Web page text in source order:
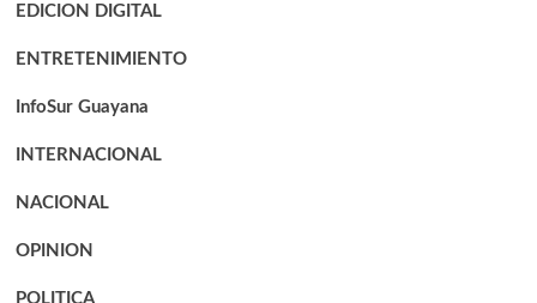
EDICION DIGITAL
ENTRETENIMIENTO
InfoSur Guayana
INTERNACIONAL
NACIONAL
OPINION
POLITICA